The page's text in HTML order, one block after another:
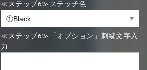
≪ステップ6≫ステッチ色
≪ステップ6≫「オプション」刺繍文字入
力